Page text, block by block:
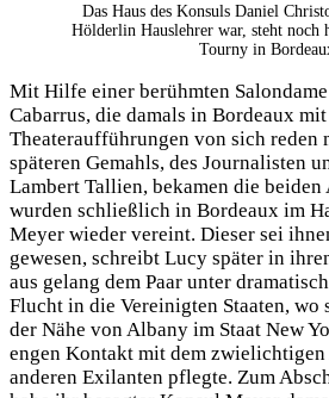
Das Haus des Konsuls Daniel
Hölderlin Hauslehrer war, steht noch
Tourny in
Mit Hilfe einer berühmten Salondame
Cabarrus, die damals in Bordeaux
Theateraufführungen von sich reden
späteren Gemahls, des Journalisten
Lambert Tallien, bekamen die beiden
wurden schließlich in Bordeaux im
Meyer wieder vereint. Dieser sei
gewesen, schreibt Lucy später in
aus gelang dem Paar unter
Flucht in die Vereinigten Staaten,
der Nähe von Albany im Staat New
engen Kontakt mit dem
anderen Exilanten pflegte. Zum